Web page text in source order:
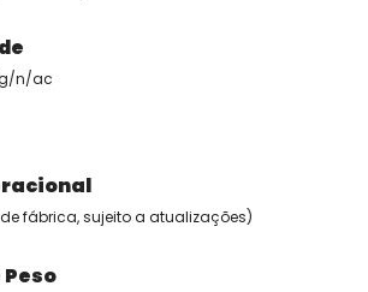
g/n/ac
fábrica, sujeito a atualizações)